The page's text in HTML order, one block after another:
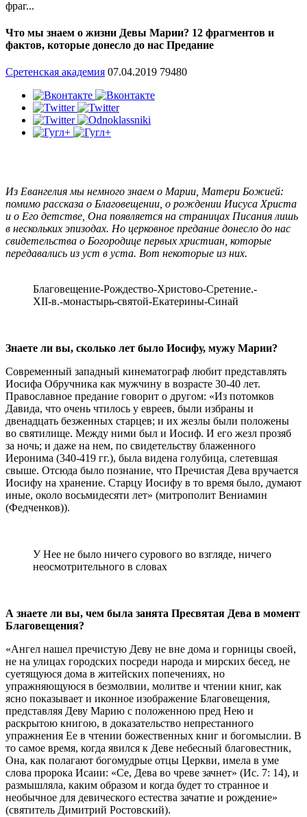
фраг...
Что мы знаем о жизни Девы Марии? 12 фрагментов и
фактов, которые донесло до нас Предание
Сретенская академия 07.04.2019 79480
Из Евангелия мы немного знаем о Марии, Матери Божией:
помимо рассказа о Благовещении, о рождении Иисуса Христа
и о Его детстве, Она появляется на страницах Писания лишь
в нескольких эпизодах. Но церковное предание донесло до нас
свидетельства о Богородице первых христиан, которые
передавались из уст в уста. Вот некоторые из них.
Благовещение-Рождество-Христово-Сретение.-
XII-в.-монастырь-святой-Екатерины-Синай
Знаете ли вы, сколько лет было Иосифу, мужу Марии?
Современный западный кинематограф любит представлять
Иосифа Обручника как мужчину в возрасте 30-40 лет.
Православное предание говорит о другом: «Из потомков
Давида, что очень чтилось у евреев, были избраны и
двенадцать безженных старцев; и их жезлы были положены
во святилище. Между ними был и Иосиф. И его жезл прозяб
за ночь; и даже на нем, по свидетельству блаженного
Иеронима (340-419 гг.), была видена голубица, слетевшая
свыше. Отсюда было познание, что Пречистая Дева вручается
Иосифу на хранение. Старцу Иосифу в то время было, думают
иные, около восьмидесяти лет» (митрополит Вениамин
(Федченков)).
У Нее не было ничего сурового во взгляде, ничего
неосмотрительного в словах
А знаете ли вы, чем была занята Пресвятая Дева в момент
Благовещения?
«Ангел нашел пречистую Деву не вне дома и горницы своей,
не на улицах городских посреди народа и мирских бесед, не
суетящуюся дома в житейских попечениях, но
упражняющуюся в безмолвии, молитве и чтении книг, как
ясно показывает и иконное изображение Благовещения,
представляя Деву Марию с положенною пред Нею и
раскрытою книгою, в доказательство непрестанного
упражнения Ее в чтении божественных книг и богомыслии. В
то самое время, когда явился к Деве небесный благовестник,
Она, как полагают богомудрые отцы Церкви, имела в уме
слова пророка Исаии: «Се, Дева во чреве зачнет» (Ис. 7: 14), и
размышляла, каким образом и когда будет то странное и
необычное для девического естества зачатие и рождение»
(святитель Димитрий Ростовский).